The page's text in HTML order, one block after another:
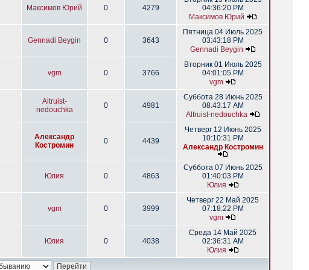
Максимов Юрий 0 4279
04:36:20 PM
Максимов Юрий
Gennadi Beygin 0 3643
Пятница 04 Июль 2025
03:43:18 PM
Gennadi Beygin
vgm 0 3766
Вторник 01 Июль 2025
04:01:05 PM
vgm
Altruist-
nedouchka
0 4981
Суббота 28 Июнь 2025
08:43:17 AM
Altruist-nedouchka
Александр
Костромин
0 4439
Четверг 12 Июнь 2025
10:10:31 PM
Александр Костромин
Юлия 0 4863
Суббота 07 Июнь 2025
01:40:03 PM
Юлия
vgm 0 3999
Четверг 22 Май 2025
07:18:22 PM
vgm
Юлия 0 4038
Среда 14 Май 2025
02:36:31 AM
Юлия